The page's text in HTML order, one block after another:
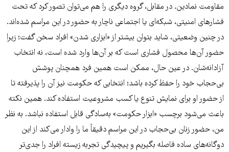
مقاومت نمادین. در مقابل، گروه دیگری را هم می‌توان تصور کرد که تحت
فشارهای امنیتی، شبکه‌ای یا اجتماعی ناچار به حضور در این مراسم شده‌اند.
در چنین وضعیتی، شاید بتوان بیشتر از «ابزاری شدن» افراد سخن گفت؛ زیرا
حضور آن‌ها محصول فشاری است که بر آن‌ها وارد شده است، نه انتخاب
آزادانه‌شان. در عین حال، ممکن است همین فرد همچنان پوشش
بی‌حجاب خود را حفظ کرده باشد؛ انتخابی که حکومت نیز آن را پذیرفته تا
از حضور او برای نمایش تنوع یا کسب مشروعیت استفاده کند. همین نکته
باعث می‌شود برچسب «ابزار حکومت» به‌سادگی قابل استفاده نباشد. به نظر
من، حضور زنان بی‌حجاب در این مراسم دقیقاً ما را وادار می‌کند از این
دوگانه‌های ساده فاصله بگیریم و پیچیدگی تجربه زیسته افراد را جدی‌تر